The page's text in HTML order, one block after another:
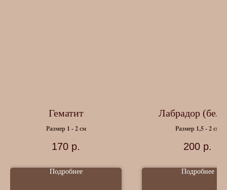
Гематит
Размер 1 - 2 см
170 р.
Подробнее
Лабрадор
Размер 1,5 - 2 см
200 р.
Подробнее